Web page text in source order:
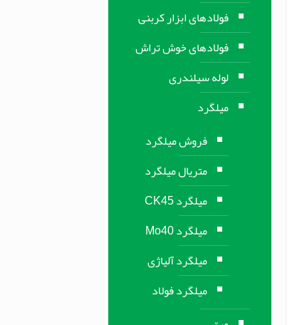
فولادهای ابزار کربنی
فولادهای خوش تراش
لوله سیلندری
میلگرد
فروش میلگرد
متریال میلگرد
میلگرد CK45
میلگرد Mo40
میلگرد آلیاژی
میلگرد فولاد